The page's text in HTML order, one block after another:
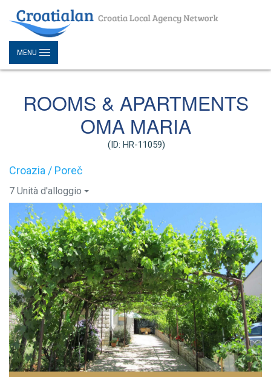
MENU
ROOMS & APARTMENTS
OMA MARIA
(ID: HR-11059)
Croazia / Poreč
7 Unità d'alloggio